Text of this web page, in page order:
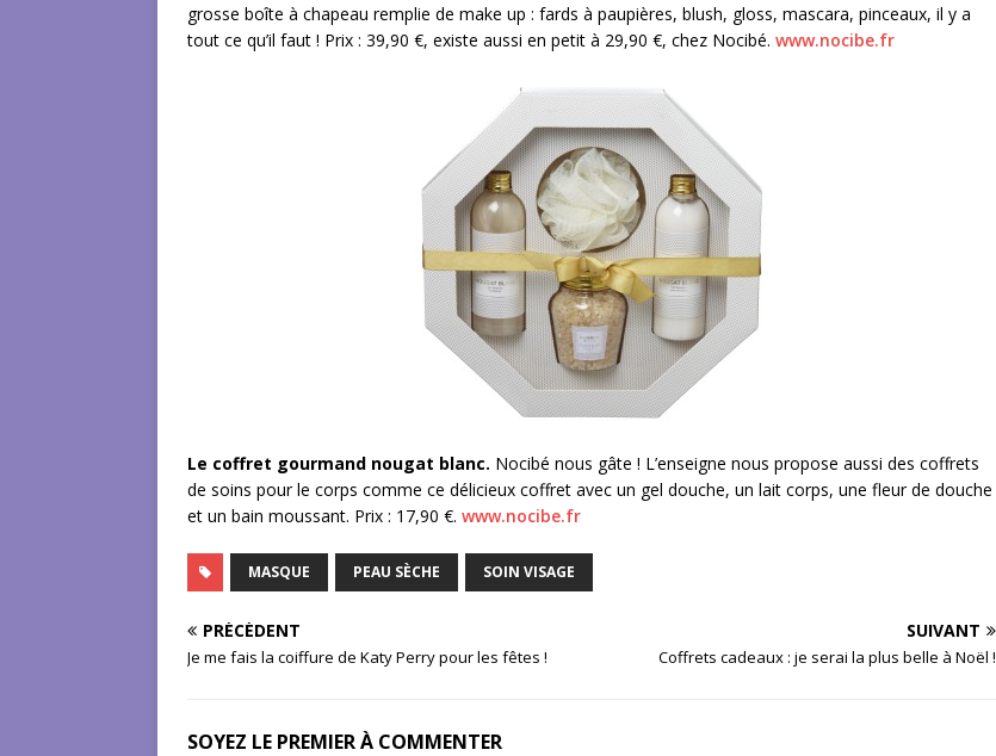
grosse boîte à chapeau remplie de make up : fards à paupières, blush, gloss, mascara, pinceaux, il y a
tout ce qu’il faut ! Prix : 39,90 €, existe aussi en petit à 29,90 €, chez Nocibé. www.nocibe.fr
Le coffret gourmand nougat blanc. Nocibé nous gâte ! L’enseigne nous propose aussi des coffrets
de soins pour le corps comme ce délicieux coffret avec un gel douche, un lait corps, une fleur de douche
et un bain moussant. Prix : 17,90 €. www.nocibe.fr
MASQUE PEAU SÈCHE SOIN VISAGE
PRÉCÉDENT
Je me fais la coiffure de Katy Perry pour les fêtes !
SUIVANT
Coffrets cadeaux : je serai la plus belle à Noël !
SOYEZ LE PREMIER À COMMENTER